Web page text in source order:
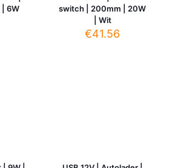
6W
switch | 200mm | 20W
| Wit
€41.56